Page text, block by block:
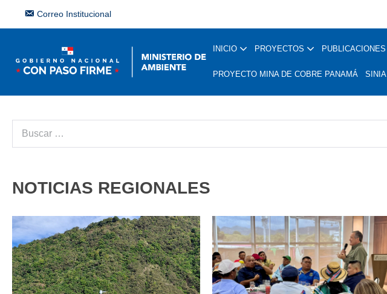
Correo Institucional
INICIO PROYECTOS PUBLICACIONES
PROYECTO MINA DE COBRE PANAMÁ SINIA
NOTICIAS REGIONALES